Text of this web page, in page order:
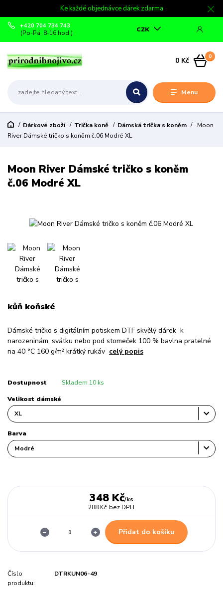
Ke každé objednávce dárek zdarma
Menu
CZK
+420 704 734 743
(Po-Pá, 8-16 hod.)
0
0 Kč
Dárkové zboží Trička koně Dámská trička s koněm
Moon
River Dámské tričko s koněm č.06 Modré XL
Moon River Dámské tričko s koněm
č.06 Modré XL
kůň koňské
Dámské tričko s digitálním potiskem DTF skvělý dárek k
narozeninám, svátku nebo pod stomeček 100 % bavlna pratelné
na 40 °C 160 g/m² krátký rukáv celý popis
Dostupnost Skladem 10 ks
Velikost dámské
Barva
348 Kč/ks
288 Kč bez DPH
Přidat do košíku
Číslo
produktu:
DTRKUN06-49